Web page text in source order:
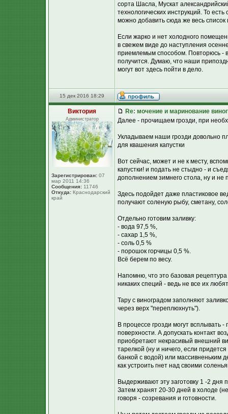
сорта Шасла, Мускат
технологических инструкций. То
можно добавить сюда же весь
Если жарко и нет холодного
в свежем виде до наступления
приемлемым способом. Повторюсь -
получится. Думаю, что наши
могут вот здесь пойти в дело.
15 дек 2016 18:29
Виктория
Администратор
Зарегистрирован: 07
мар 2011 14:36
Сообщения: 11746
Откуда: Краснодарский
край
Re: мочение и маринование
Далее - прочищаем грозди, при
Укладываем наши грозди довольно
для квашения капустки
Вот сейчас, может и не к месту,
капустки! и подать не стыдно - и
дополнением зимнего стола, ну и не
Здесь подойдет даже пластиковое
получают соленую рыбу, сметану,
Отдельно готовим заливку:
- вода 97,5 %,
- сахар 1,5 %,
- соль 0,5 %
- порошок горчицы 0,5 %.
Всё берем по весу.
Напомню, что это базовая
никаких специй - ведь не все их
Тару с виноградом заполняют
через верх "переплюхнуть").
В процессе грозди могут всплывать -
поверхности. А допускать контакт
приобретают некрасивый внешний
тарелкой (ну и ничего, если
банкой с водой) или массивненьким
как устроить гнет над своими
Выдерживают эту заготовку 1 -2 дня
Затем хранят 20-30 дней в холоде
говоря - созревания и готовности.